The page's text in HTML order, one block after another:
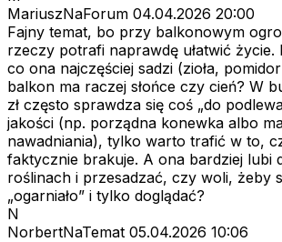
MariuszNaForum 04.04.2026 20:00
Fajny temat, bo przy balkonowym
rzeczy potrafi naprawdę ułatwić życie.
co ona najczęściej sadzi (zioła,
balkon ma raczej słońce czy cień? W
zł często sprawdza się coś „do
jakości (np. porządna konewka albo
nawadniania), tylko warto trafić w to,
faktycznie brakuje. A ona bardziej lubi
roślinach i przesadzać, czy woli, żeby
„ogarniało” i tylko doglądać?
N
NorbertNaTemat 05.04.2026 10:06